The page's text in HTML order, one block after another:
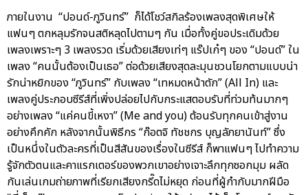
ภายในงาน “ปอนด์-ภูวินทร์” ก็ได้โชว์สกิลร้องเพลงสุดพิเศษให้
แฟนๆ ตกหลุมรักจนสติหลุดไปตามๆ กัน เมื่อทั้งคู่ขอประเดิมด้วย
เพลงเพราะๆ 3 เพลงรวด เริ่มด้วยเสียงเท่ๆ แร๊ปเก๋ๆ ของ “ปอนด์” ใน
เพลง “คนนั้นต้องเป็นเธอ” ต่อด้วยเสียงสุดละมุนชวนโยกตามแบบน่า
รักน่าหยิกของ “ภูวินทร์” กับเพลง “เทหมดหน้าตัก” (All In) และ
เพลงคู่ประกอบซีรีส์ที่เพิ่งปล่อยไปกับกระแสตอบรับที่ท่วมท้นมากๆ
อย่างเพลง “แค่คนขี้เหงา” (Me and you) ต้อนรับทุกคนเข้าสู่งาน
อย่างคึกคัก หลังจากนั้นพิธีกร “ก๊อตจิ ทัชชกร บุญลัภยานันท์” ซึ่ง
เป็นหนึ่งในตัวละครที่เป็นสีสันของเรื่องในซีรีส์ ก็พาแฟนๆ ไปทำความ
รู้จักตัวตนและคาแรกเตอร์ของพวกเขาอย่างเจาะลึกทุกซอกมุม ผลัด
กันเล่นเกมถ่ายภาพที่เรียกเสียงกรี๊ดไม่หยุด ก่อนที่ผู้กำกับมากฝีมือ